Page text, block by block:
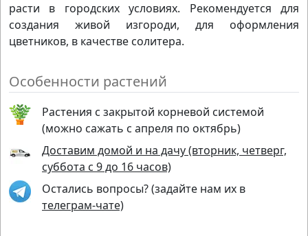
расти в городских условиях. Рекомендуется для
создания живой изгороди, для оформления
цветников, в качестве солитера.
Особенности растений
Растения с закрытой корневой системой
(можно сажать с апреля по октябрь)
Доставим домой и на дачу (вторник, четверг,
суббота с 9 до 16 часов)
Остались вопросы? (задайте нам их в
телеграм-чате)